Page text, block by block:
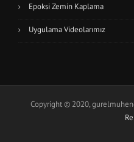
Epoksi Zemin Kaplama
Uygulama Videolarımız
Copyright © 2020,